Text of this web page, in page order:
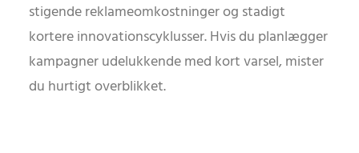
stigende reklameomkostninger og stadigt
kortere innovationscyklusser. Hvis du planlægger
kampagner udelukkende med kort varsel, mister
du hurtigt overblikket.